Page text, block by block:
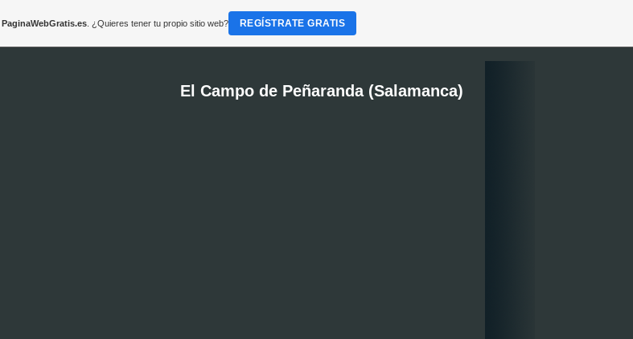
El Campo de Peñaranda (Salamanca)
PaginaWebGratis.es. ¿Quieres tener tu propio sitio web? REGÍSTRATE GRATIS